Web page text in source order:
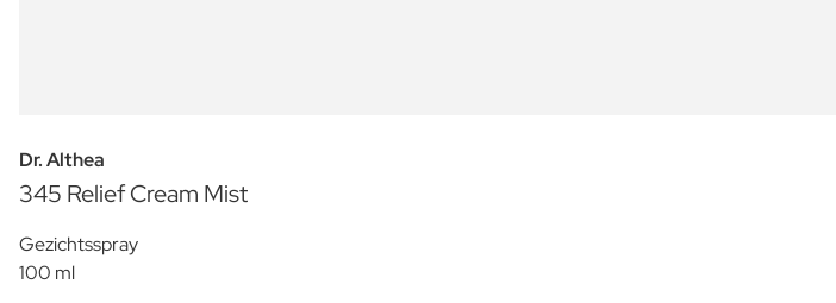
Dr. Althea
345 Relief Cream Mist
Gezichtsspray
100 ml